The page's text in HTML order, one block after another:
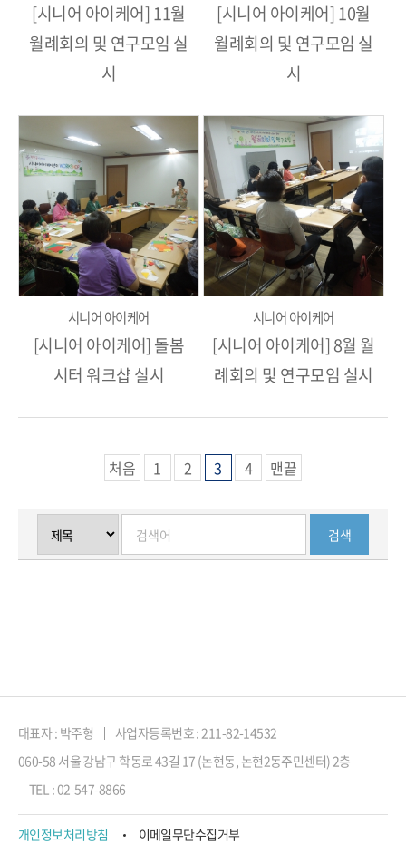
[시니어 아이케어] 11월
월례회의 및 연구모임 실
시
[시니어 아이케어] 10월
월례회의 및 연구모임 실
시
시니어 아이케어
[시니어 아이케어] 돌봄
시터 워크샵 실시
시니어 아이케어
[시니어 아이케어] 8월 월
례회의 및 연구모임 실시
처음 1 2 3 4 맨끝
대표자 : 박주형
사업자등록번호 : 211-82-14532
060-58 서울 강남구 학동로 43길 17 (논현동, 논현2동주민센터) 2층
TEL : 02-547-8866
개인정보처리방침 이메일무단수집거부